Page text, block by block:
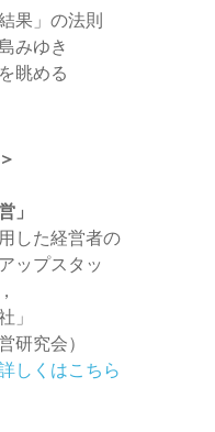
果」の法則
みゆき
める
」
した経営者の
ップスタッ
」
研究会）
しくはこちら